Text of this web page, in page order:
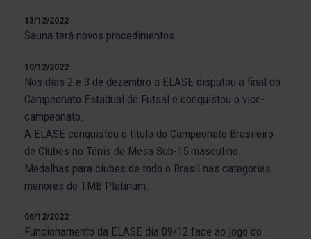
13/12/2022
Sauna terá novos procedimentos.
10/12/2022
Nos dias 2 e 3 de dezembro a ELASE disputou a final do
Campeonato Estadual de Futsal e conquistou o vice-
campeonato.
A ELASE conquistou o título do Campeonato Brasileiro
de Clubes no Tênis de Mesa Sub-15 masculino.
Medalhas para clubes de todo o Brasil nas categorias
menores do TMB Platinum.
06/12/2022
Funcionamento da ELASE dia 09/12 face ao jogo do